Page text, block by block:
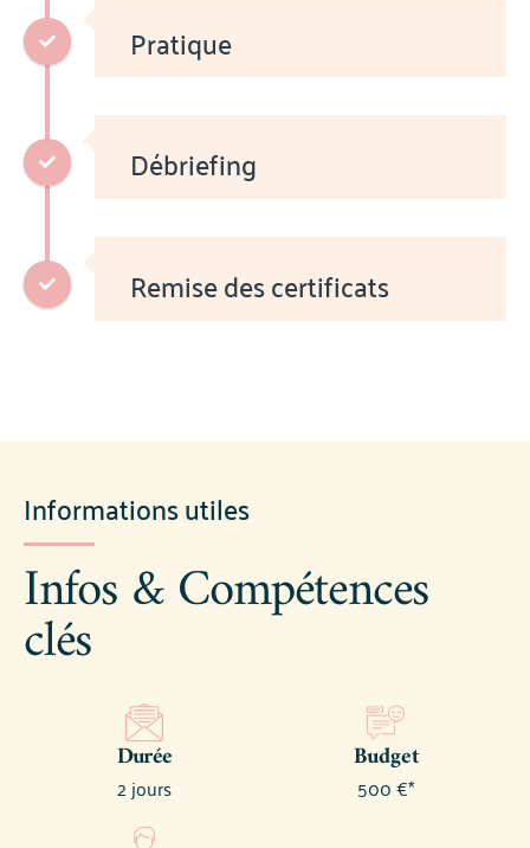
Pratique
Débriefing
Remise des certificats
Informations utiles
Infos & Compétences
clés
Durée
2 jours
Budget
500 €*